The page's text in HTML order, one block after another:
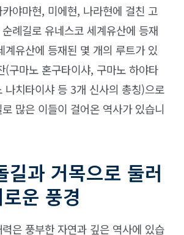
야마현, 미에현, 나라현에 걸친 고
례길로 유네스코 세계유산에 등재
계유산에 등재된 몇 개의 루트가 있
(구마노 혼구타이샤, 구마노 하야타
나치타이샤 등 3개 신사의 총칭)으로
많은 이들이 걸어온 역사가 있습니
길과 거목으로 둘러
운 풍경
은 풍부한 자연과 깊은 역사에 있습